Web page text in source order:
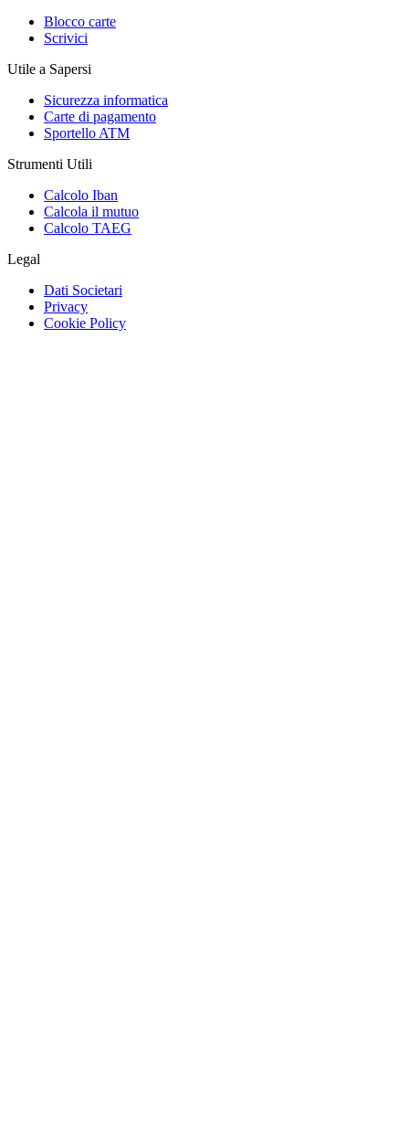
Blocco carte
Scrivici
Utile a Sapersi
Sicurezza informatica
Carte di pagamento
Sportello ATM
Strumenti Utili
Calcolo Iban
Calcola il mutuo
Calcolo TAEG
Legal
Dati Societari
Privacy
Cookie Policy